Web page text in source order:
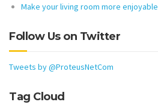
Make your living room more enjoyable
Follow Us on Twitter
Tweets by @ProteusNetCom
Tag Cloud